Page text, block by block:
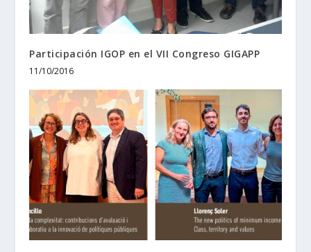
Participación IGOP en el VII Congreso GIGAPP
11/10/2016